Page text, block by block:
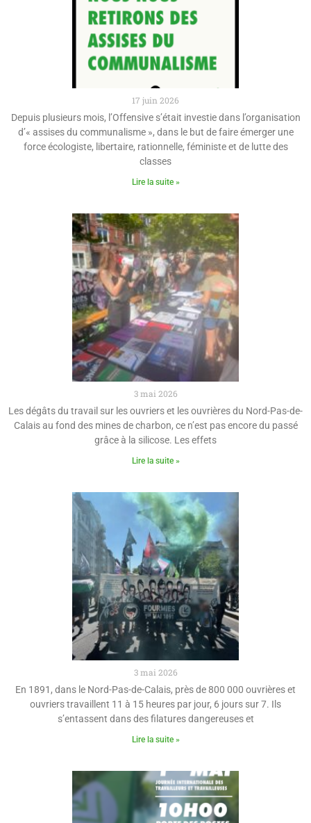
17 juin 2026
Depuis plusieurs mois, l’Offensive s’était investie dans l’organisation
d’« assises du communalisme », dans le but de faire émerger une
force écologiste, libertaire, rationnelle, féministe et de lutte des
classes
Lire la suite »
3 mai 2026
Les dégâts du travail sur les ouvriers et les ouvrières du Nord-Pas-de-
Calais au fond des mines de charbon, ce n’est pas encore du passé
grâce à la silicose. Les effets
Lire la suite »
3 mai 2026
En 1891, dans le Nord-Pas-de-Calais, près de 800 000 ouvrières et
ouvriers travaillent 11 à 15 heures par jour, 6 jours sur 7. Ils
s’entassent dans des filatures dangereuses et
Lire la suite »